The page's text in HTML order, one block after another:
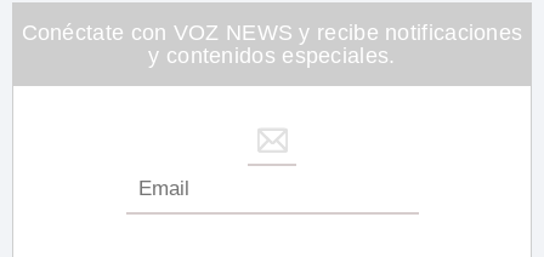
Conéctate con VOZ NEWS y recibe notificaciones
y contenidos especiales.